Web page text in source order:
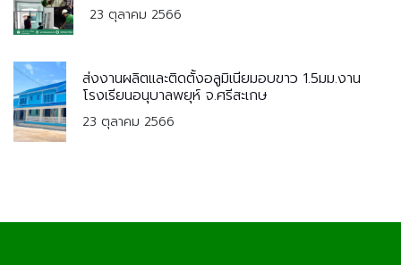
23 ตุลาคม 2566
ส่งงานผลิตและติดตั้งอลูมิเนียมอบขาว 1.5มม.งาน
โรงเรียนอนุบาลพยุห์ จ.ศรีสะเกษ
23 ตุลาคม 2566